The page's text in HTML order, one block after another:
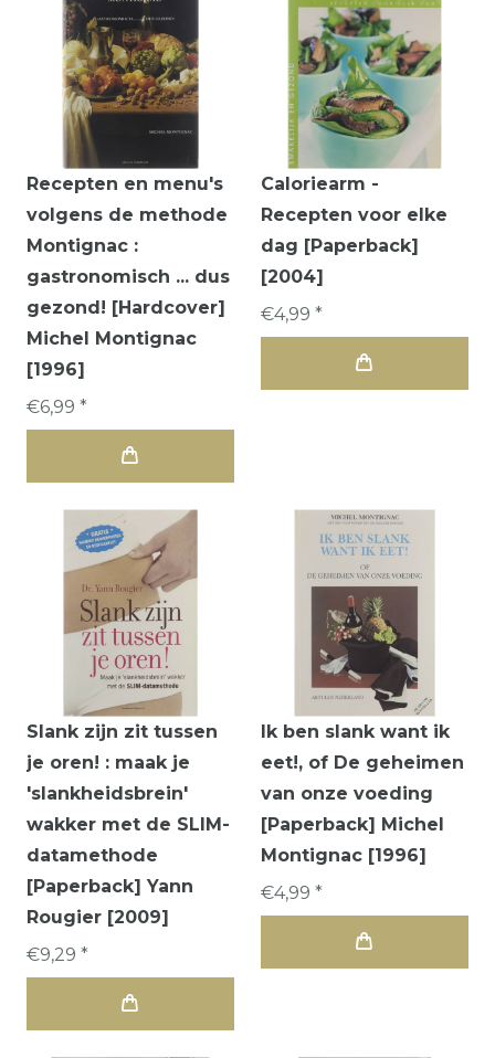
Recepten en menu's
volgens de methode
Montignac :
gastronomisch ... dus
gezond! [Hardcover]
Michel Montignac
[1996]
€6,99 *
Caloriearm -
Recepten voor elke
dag [Paperback]
[2004]
€4,99 *
Slank zijn zit tussen
je oren! : maak je
'slankheidsbrein'
wakker met de SLIM-
datamethode
[Paperback] Yann
Rougier [2009]
€9,29 *
Ik ben slank want ik
eet!, of De geheimen
van onze voeding
[Paperback] Michel
Montignac [1996]
€4,99 *